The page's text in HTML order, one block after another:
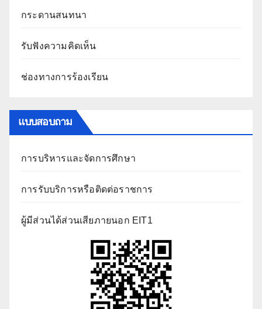
กระดานสนทนา
รับฟังความคิดเห็น
ช่องทางการร้องเรียน
แบบสอบถาม
การบริหารและจัดการศึกษา
การรับบริการหรือติดต่อราชการ
ผู้มีส่วนได้ส่วนเสียภายนอก EIT1